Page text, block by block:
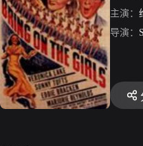
主演：
导演：